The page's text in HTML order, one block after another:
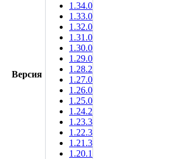
Версия
1.34.0
1.33.0
1.32.0
1.31.0
1.30.0
1.29.0
1.28.2
1.27.0
1.26.0
1.25.0
1.24.2
1.23.3
1.22.3
1.21.3
1.20.1